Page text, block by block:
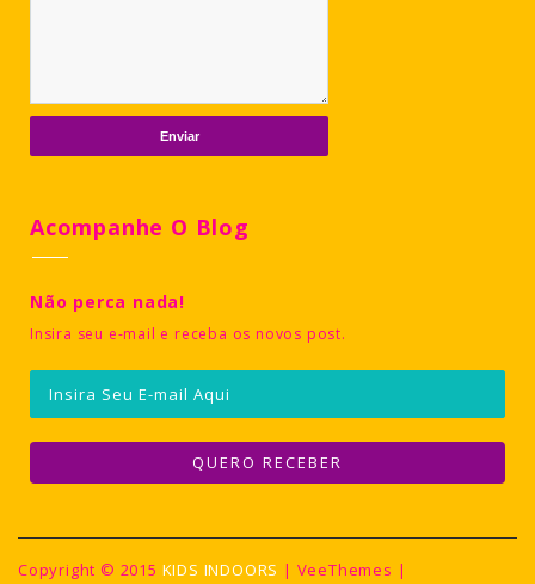
Acompanhe O Blog
Não perca nada!
Insira seu e-mail e receba os novos post.
Copyright © 2015 KIDS INDOORS | VeeThemes |